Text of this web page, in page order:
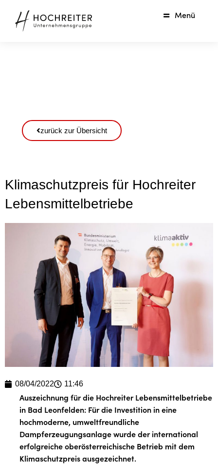
Menü
zurück zur Übersicht
Klimaschutzpreis für Hochreiter
Lebensmittelbetriebe
08/04/2022 11:46
Auszeichnung für die Hochreiter Lebensmittelbetriebe
in Bad Leonfelden: Für die Investition in eine
hochmoderne, umweltfreundliche
Dampferzeugungsanlage wurde der international
erfolgreiche oberösterreichische Betrieb mit dem
Klimaschutzpreis ausgezeichnet.